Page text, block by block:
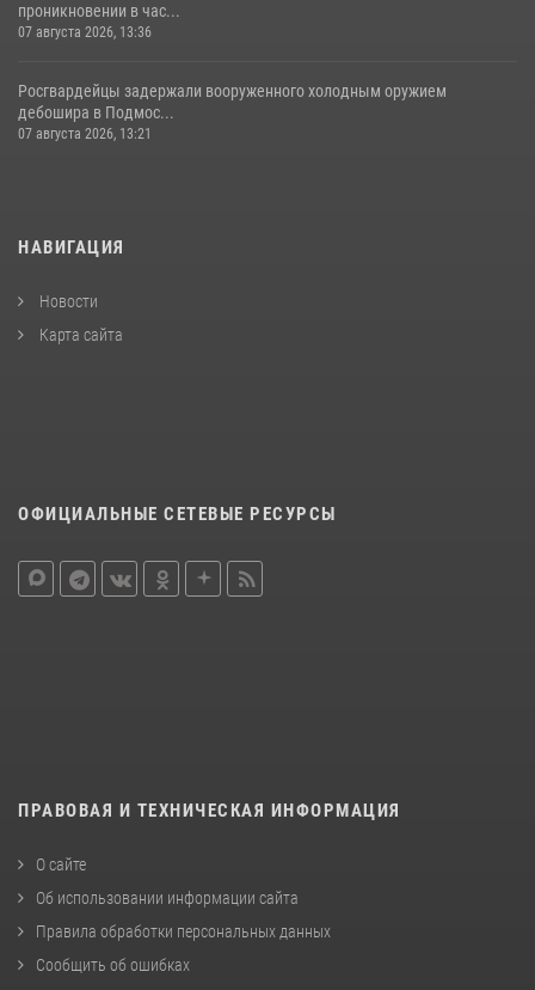
проникновении в час...
07 августа 2026, 13:36
Росгвардейцы задержали вооруженного холодным оружием
дебошира в Подмос...
07 августа 2026, 13:21
НАВИГАЦИЯ
Новости
Карта сайта
ОФИЦИАЛЬНЫЕ СЕТЕВЫЕ РЕСУРСЫ
ПРАВОВАЯ И ТЕХНИЧЕСКАЯ ИНФОРМАЦИЯ
О сайте
Об использовании информации сайта
Правила обработки персональных данных
Сообщить об ошибках